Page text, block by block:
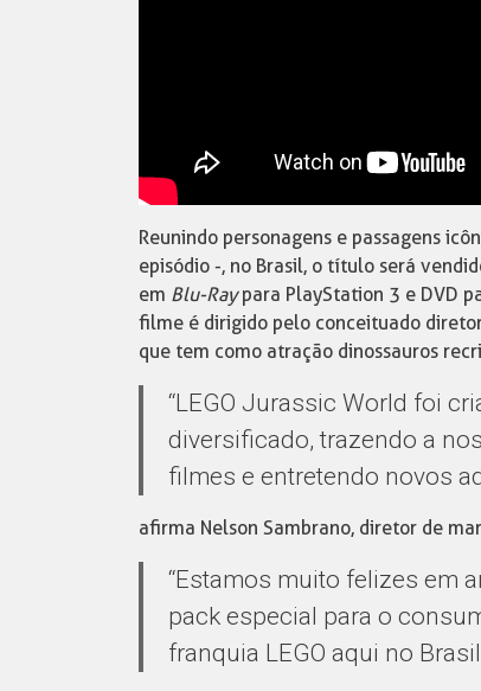
Reunindo personagens e passagens
episódio -, no Brasil, o título será
em Blu-Raypara PlayStation 3 e DVD
filme é dirigido pelo conceituado
que tem como atração dinossauros
“LEGO Jurassic World foi
diversificado, trazendo a
filmes e entretendo novos
afirma Nelson Sambrano, diretor de
“Estamos muito felizes em
pack especial para o
franquia LEGO aqui no